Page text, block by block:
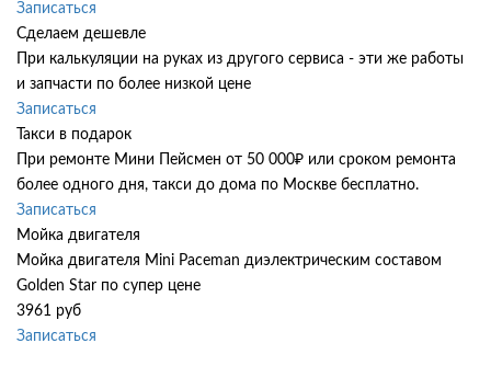
Записаться
Сделаем дешевле
При калькуляции на руках из другого сервиса - эти же работы
и запчасти по более низкой цене
Записаться
Такси в подарок
При ремонте Мини Пейсмен от 50 000₽ или сроком ремонта
более одного дня, такси до дома по Москве бесплатно.
Записаться
Мойка двигателя
Мойка двигателя Mini Paceman диэлектрическим составом
Golden Star по супер цене
3961 руб
Записаться